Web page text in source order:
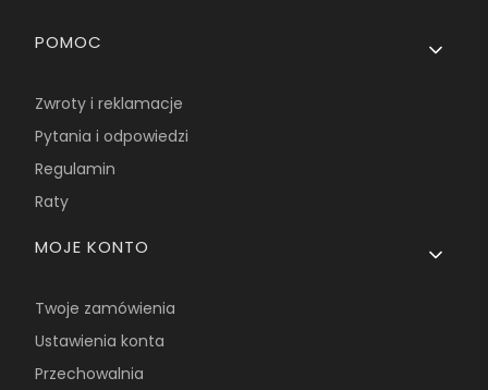
Linki w stopce
POMOC
Zwroty i reklamacje
Pytania i odpowiedzi
Regulamin
Raty
MOJE KONTO
Twoje zamówienia
Ustawienia konta
Przechowalnia